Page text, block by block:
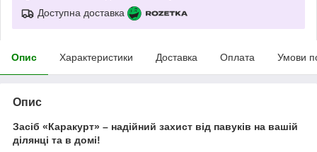
Доступна доставка
Опис Характеристики Доставка Оплата Умови
Опис
Засіб «Каракурт» – надійний захист від павуків на вашій
ділянці та в домі!